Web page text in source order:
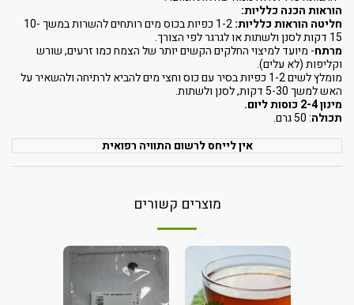
הוראות הכנה כלליות:
חליטה הוראות כלליות:
1-2 כפיות בכוס מים רותחים להשרות במשך 10-
15 דקות לסנן ולשתות או לגרגר לפי הצורך.
מרתח- מיועד למיצוי החלקים הקשים יותר של הצמח כמו זרעים, שורש
וקליפות (לא עלים).
מומלץ לשים 1-2 כפיות בסיר עם כוס וחצי מים להביא לרתיחה ולהשאיר על
האש למשך 5-30 דקות, לסנן ולשתות.
מינון 2-4 כוסות ליום.
תכולה: 50 גרם.
אין לייחס לרשום התוויה רפואית
מוצרים קשורים